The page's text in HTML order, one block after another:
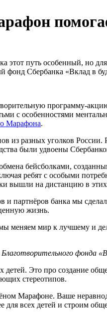
путь особенный, но
фонд Сбербанка «Вклад в
программу-
с особенностями
Марафона.
из разных уголков
были удвоены
бейсболками,
ребят с особыми
вышли на дистанцию в
и партнёров банка мы
жизнь.
меняем мир к лучшему и
фонда
Это про создание
стереотипов.
Марафоне. Ваше
для всех детей и строим